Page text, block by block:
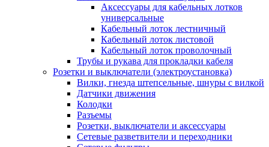
Аксессуары для кабельных лотков
универсальные
Кабельный лоток лестничный
Кабельный лоток листовой
Кабельный лоток проволочный
Трубы и рукава для прокладки кабеля
Розетки и выключатели (электроустановка)
Вилки, гнезда штепсельные, шнуры с вилкой
Датчики движения
Колодки
Разъемы
Розетки, выключатели и аксессуары
Сетевые разветвители и переходники